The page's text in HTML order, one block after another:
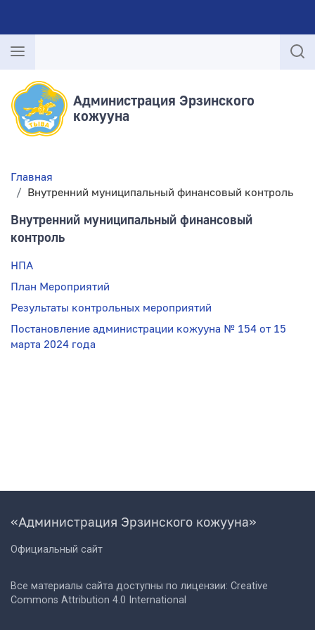
Администрация Эрзинского
кожууна
Главная
Внутренний муниципальный финансовый контроль
Внутренний муниципальный финансовый
контроль
НПА
План Мероприятий
Результаты контрольных мероприятий
Постановление администрации кожууна № 154 от 15
марта 2024 года
«Администрация Эрзинского кожууна»
Официальный сайт
Все материалы сайта доступны по лицензии: Creative
Commons Attribution 4.0 International